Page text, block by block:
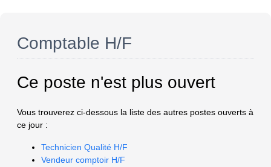
Comptable H/F
Ce poste n'est plus ouvert
Vous trouverez ci-dessous la liste des autres postes ouverts à
ce jour :
Technicien Qualité H/F
Vendeur comptoir H/F